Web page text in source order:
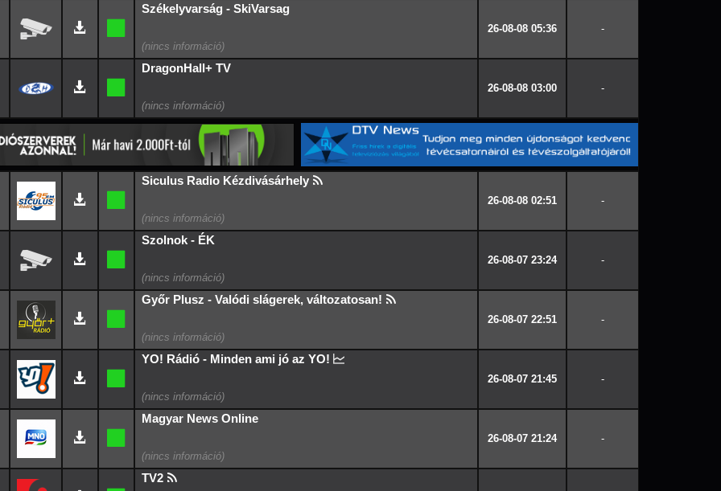
Székelyvarság - SkiVarsag
26-08-08 05:36 -
DragonHall+ TV
26-08-08 03:00 -
Siculus Radio Kézdivásárhely
26-08-08 02:51 -
Szolnok - ÉK
26-08-07 23:24 -
Győr Plusz - Valódi slágerek, változatosan!
26-08-07 22:51 -
YO! Rádió - Minden ami jó az YO!
26-08-07 21:45 -
Magyar News Online
26-08-07 21:24 -
TV2